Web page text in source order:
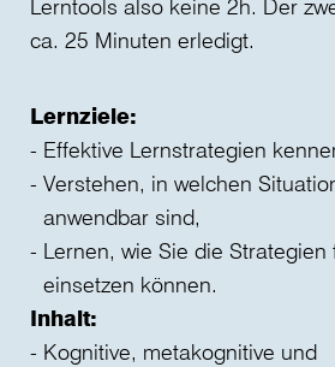
Lerntools also keine 2h. Der
ca. 25 Minuten erledigt.
Lernziele:
Effektive Lernstrategien
Verstehen, in welchen
anwendbar sind,
Lernen, wie Sie die Strategien
einsetzen können.
Inhalt:
Kognitive, metakognitive und